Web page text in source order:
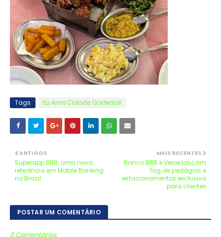
Tags Eu Amo Cidade Ocidental
MAIS RECENTES
Banco BRB e Veloe lançam
tag de pedágios e
estacionamentos exclusiva
para clientes
ANTIGOS
Superapp BRB: uma nova
referência em Mobile Banking
no Brasil
POSTAR UM COMENTÁRIO
0 Comentários